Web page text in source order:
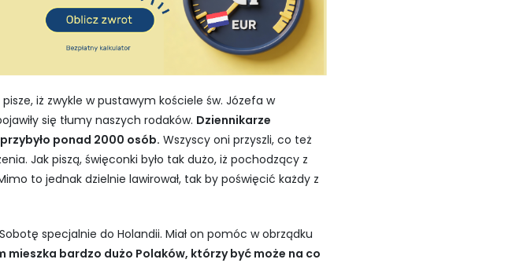
iż zwykle w pustawym kościele św. Józefa w
się tłumy naszych rodaków. Dziennikarze
ponad 2000 osób. Wszyscy oni przyszli, co też
Jak piszą, święconki było tak dużo, iż pochodzący z
to jednak dzielnie lawirował, tak by poświęcić każdy z
specjalnie do Holandii. Miał on pomóc w obrządku
mieszka bardzo dużo Polaków, którzy być może na co